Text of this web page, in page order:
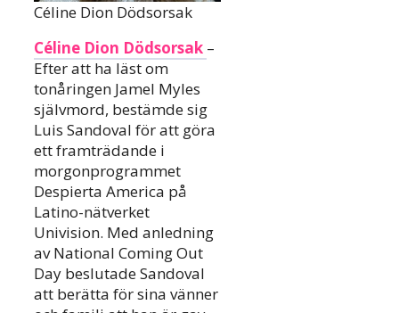
Céline Dion Dödsorsak
Céline Dion Dödsorsak –
Efter att ha läst om
tonåringen Jamel Myles
självmord, bestämde sig
Luis Sandoval för att göra
ett framträdande i
morgonprogrammet
Despierta America på
Latino-nätverket
Univision. Med anledning
av National Coming Out
Day beslutade Sandoval
att berätta för sina vänner